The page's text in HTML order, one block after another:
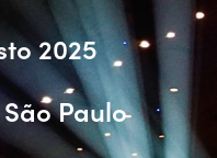
2025
Paulo